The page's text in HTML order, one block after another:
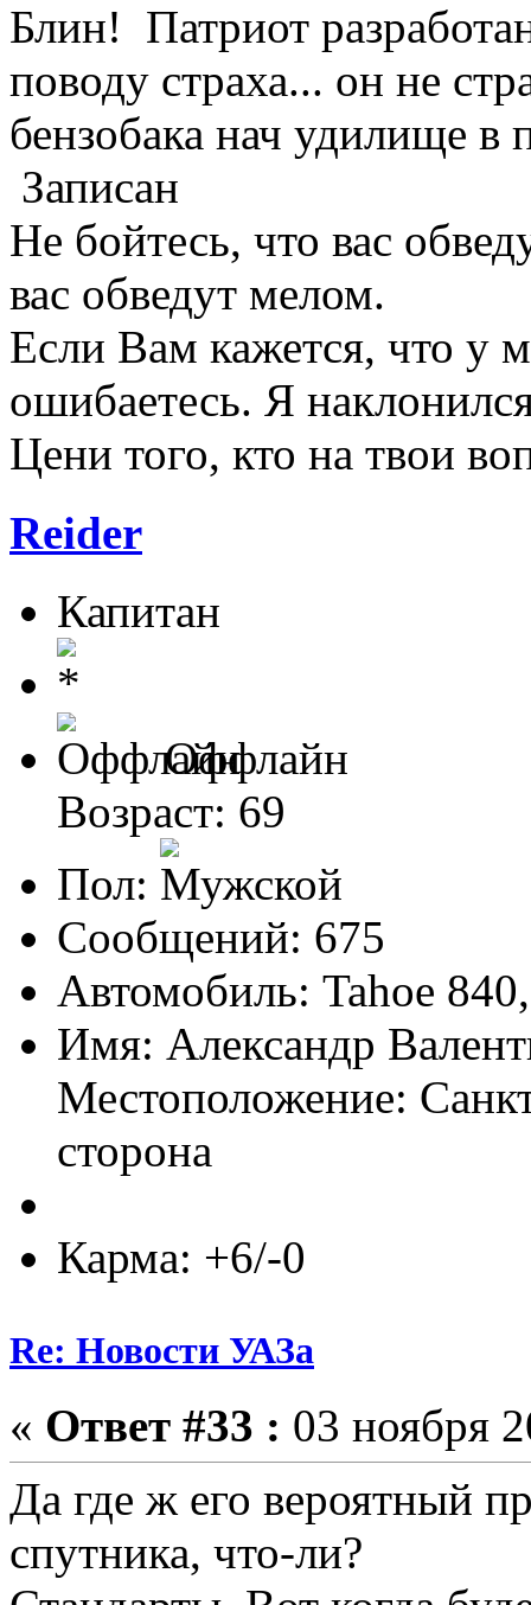
Блин! Патриот
поводу страха... он не
бензобака нач удилище в
Записан
Не бойтесь, что вас
вас обведут мелом.
Если Вам кажется, что у
ошибаетесь. Я
Цени того, кто на твои
Reider
Капитан
Оффлайн
Возраст: 69
Пол:
Сообщений: 675
Автомобиль: Tahoe
Имя: Александр
Местоположение:
сторона
Карма: +6/-0
Re: Новости УАЗа
« Ответ #33 : 03 ноября
Да где ж его вероятный
спутника, что-ли?